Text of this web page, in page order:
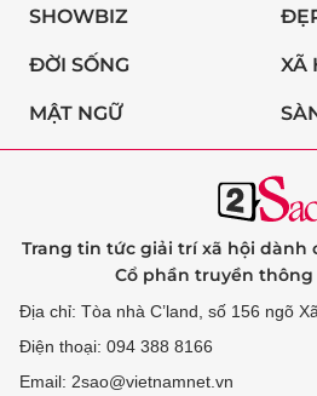
SHOWBIZ
ĐỜI SỐNG XÃ
MẬT NGỮ
Trang tin tức giải trí xã hội dành
Cổ phần truyền
Địa chỉ: Tòa nhà C’land, số 156 ngõ
Điện thoại: 094 388 8166
Email: 2sao@vietnamnet.vn